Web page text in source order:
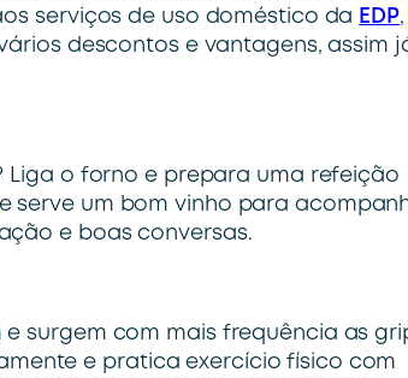
serviços de uso doméstico da EDP,
descontos e vantagens, assim
Liga o forno e prepara uma refeição
e serve um bom vinho para
e boas conversas.
surgem com mais frequência as
e pratica exercício físico com